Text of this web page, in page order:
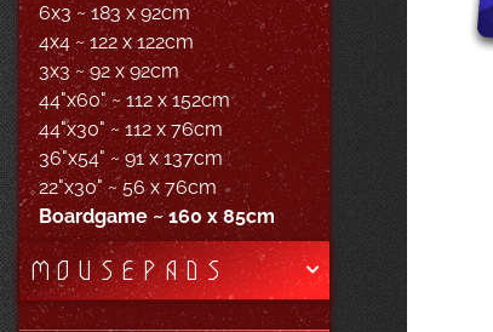
6x3 ~ 183 x 92cm
4x4 ~ 122 x 122cm
3x3 ~ 92 x 92cm
44"x60" ~ 112 x 152cm
44"x30" ~ 112 x 76cm
36"x54" ~ 91 x 137cm
22"x30" ~ 56 x 76cm
Boardgame ~ 160 x 85cm
MOUSEPADS